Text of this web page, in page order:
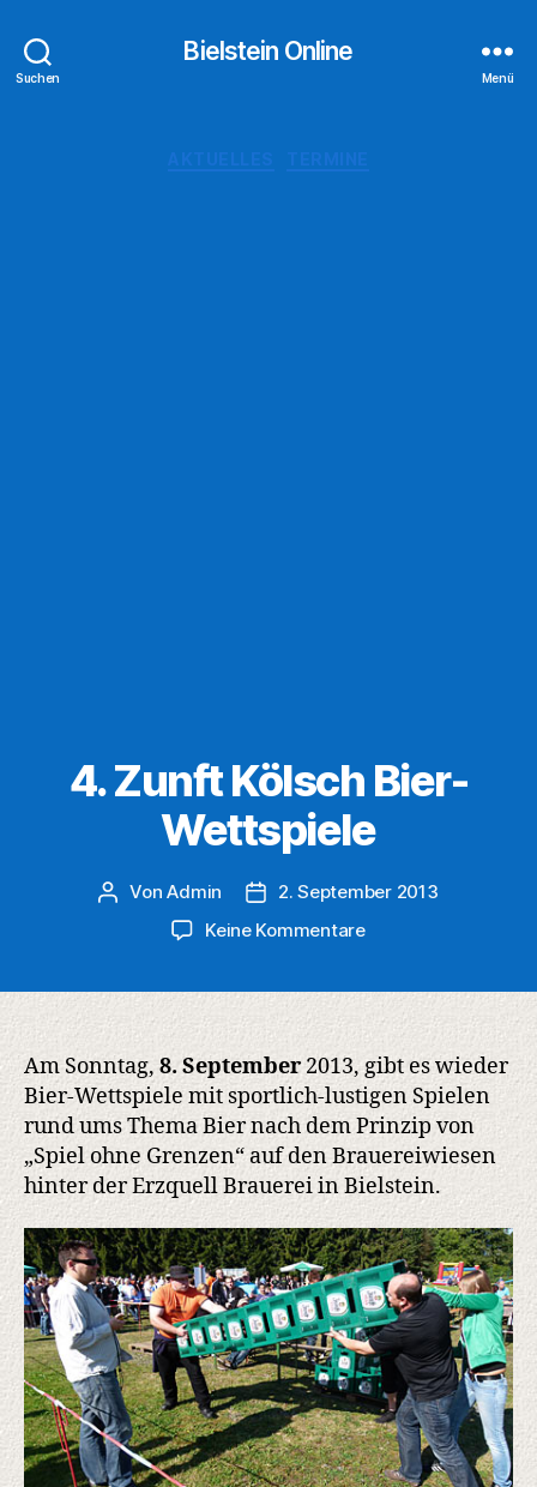
Suchen
Bielstein Online
Menü
4. Zunft Kölsch Bier-
Wettspiele
Beitragsautor
VonAdmin Veröffentlichungsdatum
2. September 2013
Keine Kommentarezu
Kölsch
Bier-
Wettspiele
Am Sonntag, 8. September2013, gibt es wieder
Bier-Wettspiele mit sportlich-lustigen Spielen
rund ums Thema Bier nach dem Prinzip von
„Spiel ohne Grenzen“ auf den Brauereiwiesen
hinter der Erzquell Brauerei in Bielstein.